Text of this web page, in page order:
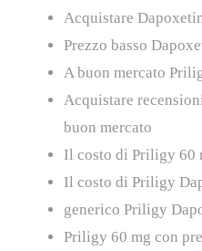
Acquistare
Prezzo basso
A buon mercato
Acquistare
buon mercato
Il costo di Priligy 60
Il costo di Priligy
generico Priligy
Priligy 60 mg con